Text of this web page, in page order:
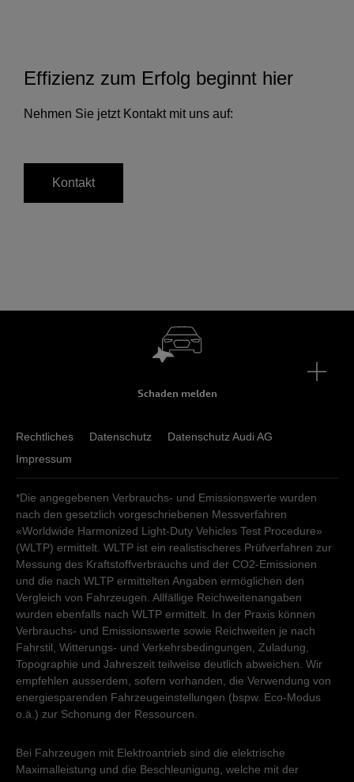
Effizienz zum Erfolg beginnt hier
Nehmen Sie jetzt Kontakt mit uns auf:
Kontakt
Schaden melden
Rechtliches Datenschutz
Datenschutz Audi AG
Impressum
*Die angegebenen Verbrauchs- und Emissionswerte wurden
nach den gesetzlich vorgeschriebenen Messverfahren
«Worldwide Harmonized Light-Duty Vehicles Test Procedure»
(WLTP) ermittelt. WLTP ist ein realistischeres Prüfverfahren zur
Messung des Kraftstoffverbrauchs und der CO2-Emissionen
und die nach WLTP ermittelten Angaben ermöglichen den
Vergleich von Fahrzeugen. Allfällige Reichweitenangaben
wurden ebenfalls nach WLTP ermittelt. In der Praxis können
Verbrauchs- und Emissionswerte sowie Reichweiten je nach
Fahrstil, Witterungs- und Verkehrsbedingungen, Zuladung,
Topographie und Jahreszeit teilweise deutlich abweichen. Wir
empfehlen ausserdem, sofern vorhanden, die Verwendung von
energiesparenden Fahrzeugeinstellungen (bspw. Eco-Modus
o.ä.) zur Schonung der Ressourcen.
Bei Fahrzeugen mit Elektroantrieb sind die elektrische
Maximalleistung und die Beschleunigung, welche mit der